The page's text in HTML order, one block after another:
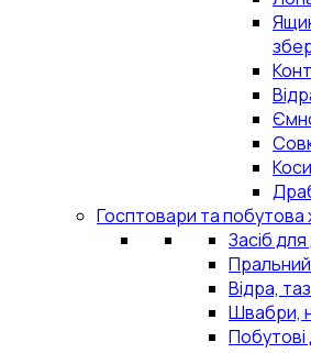
Госптовари та побутова
Засіб
Відра,
Швабри,
Побутові